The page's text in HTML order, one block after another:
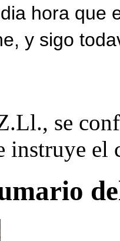
hora que
y sigo
se
instruye el